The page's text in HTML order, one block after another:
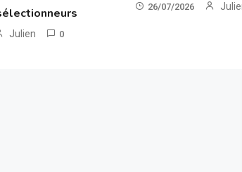
Julien 0
26/07/2026